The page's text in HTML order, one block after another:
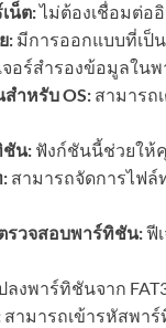
น็ต:ไม่ต้องเชื่อมต่อ
: มีการออกแบบที่เป็
จอร์สำรองข้อมูลใน
ำหรับ OS: สามารถ
ชัน: ฟังก์ชันนี้ช่วยใ
สามารถจัดการไฟล์
รวจสอบพาร์ทิชัน:ฟี
ลงพาร์ทิชันจาก
สามารถเข้ารหัสพา